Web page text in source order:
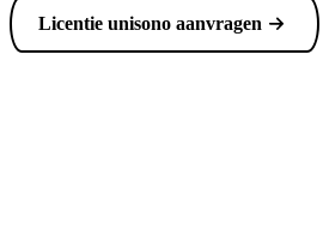
Licentie unisono aanvragen